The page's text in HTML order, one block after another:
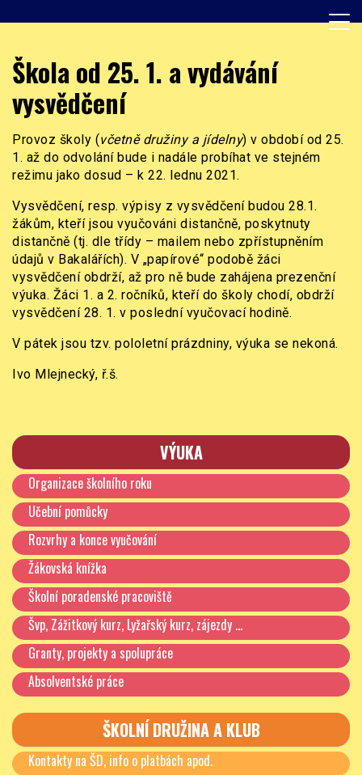
to
ZŠ Burešova
Škola od 25. 1. a vydávání
vysvědčení
Provoz školy (včetně družiny a jídelny) v období od 25.
1. až do odvolání bude i nadále probíhat ve stejném
režimu jako dosud – k 22. lednu 2021.
Vysvědčení, resp. výpisy z vysvědčení budou 28.1.
žákům, kteří jsou vyučováni distančně, poskytnuty
distančně (tj. dle třídy – mailem nebo zpřístupněním
údajů v Bakalářích). V „papírové“ podobě žáci
vysvědčení obdrží, až pro ně bude zahájena prezenční
výuka. Žáci 1. a 2. ročníků, kteří do školy chodí, obdrží
vysvědčení 28. 1. v poslední vyučovací hodině.
V pátek jsou tzv. pololetní prázdniny, výuka se nekoná.
Ivo Mlejnecký, ř.š.
VÝUKA
Organizace školního roku
Učební pomůcky
Rozvrhy a konce vyučování
Žákovská knížka
Školní poradenské pracoviště
Švp, Zážitkový kurz, Lyžařský kurz, zájezdy …
Granty, projekty a spolupráce
Absolventské práce
ŠKOLNÍ DRUŽINA A KLUB
Kontakty na ŠD, info o platbách apod.